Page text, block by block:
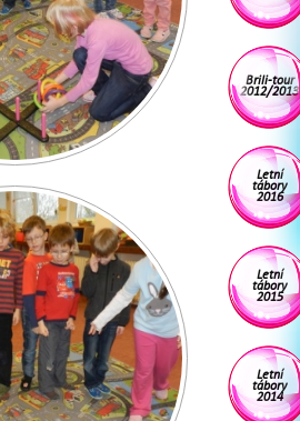
Brili-tour
2012/2013
Letní
tábory
2016
Letní
tábory
2015
Letní
tábory
2014